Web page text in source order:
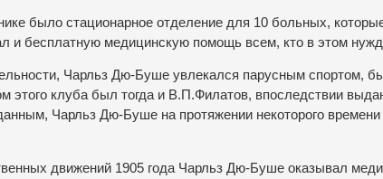
было стационарное отделение для 10 больных,
и бесплатную медицинскую помощь всем, кто в этом
Чарльз Дю-Буше увлекался парусным спортом,
этого клуба был тогда и В.П.Филатов, впоследствии
Чарльз Дю-Буше на протяжении некоторого
движений 1905 года Чарльз Дю-Буше оказывал